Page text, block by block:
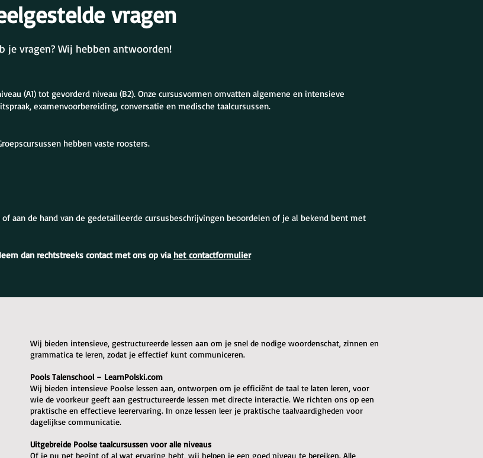
vragen
je vragen? Wij hebben antwoorden!
(A1) tot gevorderd niveau (B2). Onze cursusvormen omvatten algemene en intensieve
examenvoorbereiding, conversatie en medische taalcursussen.
hebben vaste roosters.
aan de hand van de gedetailleerde cursusbeschrijvingen beoordelen of je al bekend bent met
dan rechtstreeks contact met ons op via het contactformulier
Wij bieden intensieve, gestructureerde lessen aan om je snel de nodige woordenschat, zinnen en
grammatica te leren, zodat je effectief kunt communiceren.
Pools Talenschool – LearnPolski.com
Wij bieden intensieve Poolse lessen aan, ontworpen om je efficiënt de taal te laten leren, voor
wie de voorkeur geeft aan gestructureerde lessen met directe interactie. We richten ons op een
praktische en effectieve leerervaring. In onze lessen leer je praktische taalvaardigheden voor
dagelijkse communicatie.
Uitgebreide Poolse taalcursussen voor alle niveaus
Of je nu net begint of al wat ervaring hebt, wij helpen je een goed niveau te bereiken. Alle